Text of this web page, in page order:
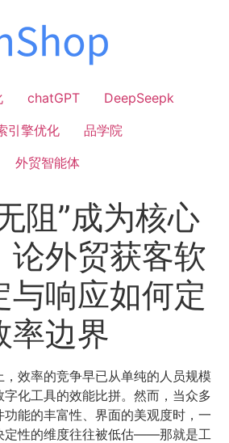
chatGPT
DeepSeepk
引擎优化
品学院
外贸智能体
阻”成为核心
论外贸获客软
与响应如何定
率边界
效率的竞争早已从单纯的人员规模
化工具的效能比拼。然而，当众多
能的丰富性、界面的美观度时，一
定性的维度往往被低估——那就是工